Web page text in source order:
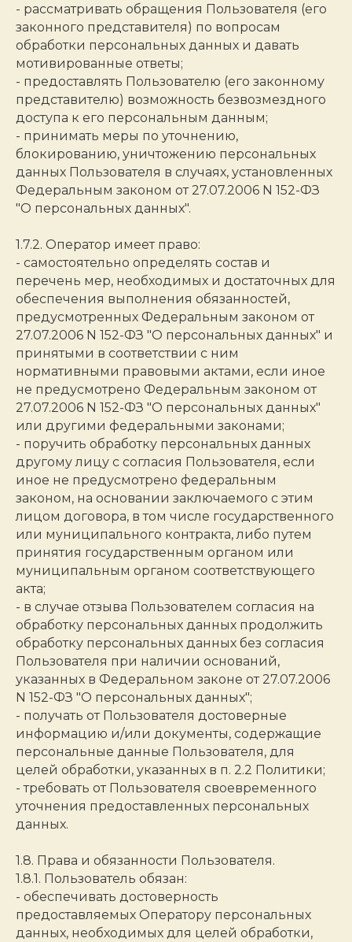
- рассматривать обращения Пользователя (его
законного представителя) по вопросам
обработки персональных данных и давать
мотивированные ответы;
- предоставлять Пользователю (его законному
представителю) возможность безвозмездного
доступа к его персональным данным;
- принимать меры по уточнению,
блокированию, уничтожению персональных
данных Пользователя в случаях, установленных
Федеральным законом от 27.07.2006 N 152-ФЗ
"О персональных данных".
1.7.2. Оператор имеет право:
- самостоятельно определять состав и
перечень мер, необходимых и достаточных для
обеспечения выполнения обязанностей,
предусмотренных Федеральным законом от
27.07.2006 N 152-ФЗ "О персональных данных" и
принятыми в соответствии с ним
нормативными правовыми актами, если иное
не предусмотрено Федеральным законом от
27.07.2006 N 152-ФЗ "О персональных данных"
или другими федеральными законами;
- поручить обработку персональных данных
другому лицу с согласия Пользователя, если
иное не предусмотрено федеральным
законом, на основании заключаемого с этим
лицом договора, в том числе государственного
или муниципального контракта, либо путем
принятия государственным органом или
муниципальным органом соответствующего
акта;
- в случае отзыва Пользователем согласия на
обработку персональных данных продолжить
обработку персональных данных без согласия
Пользователя при наличии оснований,
указанных в Федеральном законе от 27.07.2006
N 152-ФЗ "О персональных данных";
- получать от Пользователя достоверные
информацию и/или документы, содержащие
персональные данные Пользователя, для
целей обработки, указанных в п. 2.2 Политики;
- требовать от Пользователя своевременного
уточнения предоставленных персональных
данных.
1.8. Права и обязанности Пользователя.
1.8.1. Пользователь обязан:
- обеспечивать достоверность
предоставляемых Оператору персональных
данных, необходимых для целей обработки,